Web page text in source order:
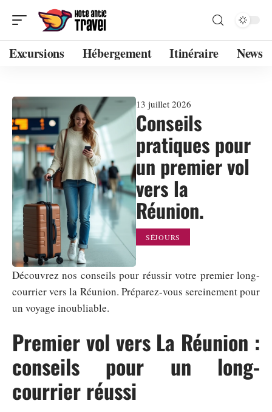
Excursions Hébergement Itinéraire News
13 juillet 2026
Conseils
pratiques pour
un premier vol
vers la
Réunion.
SÉJOURS
Découvrez nos conseils pour réussir votre premier long-
courrier vers la Réunion. Préparez-vous sereinement pour
un voyage inoubliable.
Premier vol vers La Réunion :
conseils pour un long-
courrier réussi